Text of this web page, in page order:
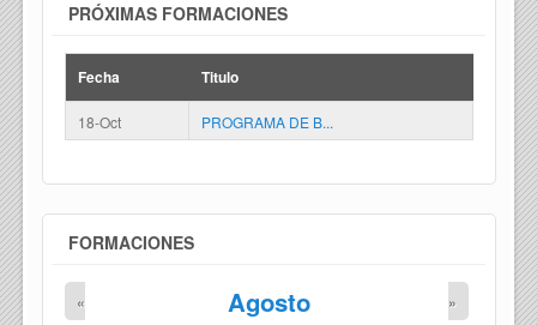
PRÓXIMAS FORMACIONES
Fecha Titulo
18-Oct PROGRAMA DE B...
FORMACIONES
Agosto
« »